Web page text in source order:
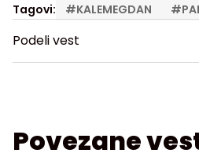
Tagovi: #KALEMEGDAN #
Podeli vest
Povezane